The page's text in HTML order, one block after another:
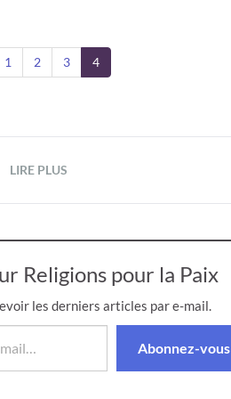
1 2 3 4
LIRE PLUS
Religions pour la Paix
les derniers articles par e-mail.
Abonnez-vous